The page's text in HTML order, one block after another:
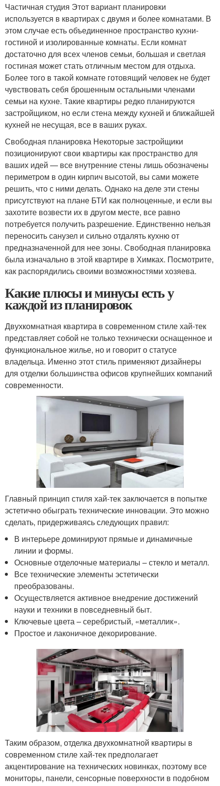
Частичная студия Этот вариант планировки
используется в квартирах с двумя и более комнатами. В
этом случае есть объединенное пространство кухни-
гостиной и изолированные комнаты. Если комнат
достаточно для всех членов семьи, большая и светлая
гостиная может стать отличным местом для отдыха.
Более того в такой комнате готовящий человек не будет
чувствовать себя брошенным остальными членами
семьи на кухне. Такие квартиры редко планируются
застройщиком, но если стена между кухней и ближайшей
кухней не несущая, все в ваших руках.
Свободная планировка Некоторые застройщики
позиционируют свои квартиры как пространство для
ваших идей — все внутренние стены лишь обозначены
периметром в один кирпич высотой, вы сами можете
решить, что с ними делать. Однако на деле эти стены
присутствуют на плане БТИ как полноценные, и если вы
захотите возвести их в другом месте, все равно
потребуется получить разрешение. Единственно нельзя
переносить санузел и сильно отдалять кухню от
предназначенной для нее зоны. Свободная планировка
была изначально в этой квартире в Химках. Посмотрите,
как распорядились своими возможностями хозяева.
Какие плюсы и минусы есть у
каждой из планировок
Двухкомнатная квартира в современном стиле хай-тек
представляет собой не только технически оснащенное и
функциональное жилье, но и говорит о статусе
владельца. Именно этот стиль применяют дизайнеры
для отделки большинства офисов крупнейших компаний
современности.
Главный принцип стиля хай-тек заключается в попытке
эстетично обыграть технические инновации. Это можно
сделать, придерживаясь следующих правил:
В интерьере доминируют прямые и динамичные
линии и формы.
Основные отделочные материалы – стекло и металл.
Все технические элементы эстетически
преобразованы.
Осуществляется активное внедрение достижений
науки и техники в повседневный быт.
Ключевые цвета – серебристый, «металлик».
Простое и лаконичное декорирование.
Таким образом, отделка двухкомнатной квартиры в
современном стиле хай-тек предполагает
акцентирование на технических новинках, поэтому все
мониторы, панели, сенсорные поверхности в подобном